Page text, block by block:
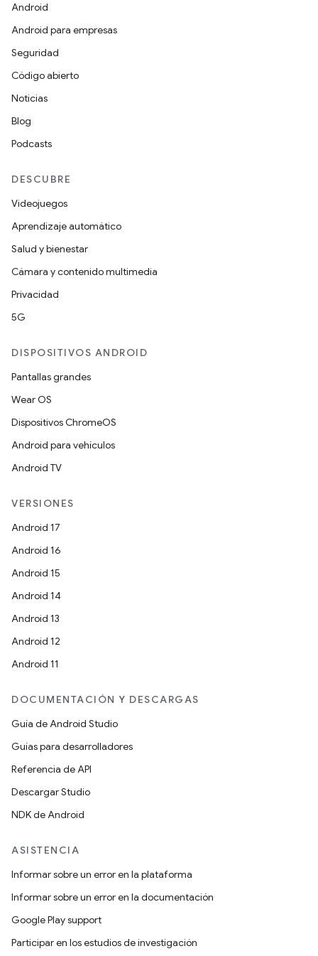
Android
Android para empresas
Seguridad
Código abierto
Noticias
Blog
Podcasts
DESCUBRE
Videojuegos
Aprendizaje automático
Salud y bienestar
Cámara y contenido multimedia
Privacidad
5G
DISPOSITIVOS ANDROID
Pantallas grandes
Wear OS
Dispositivos ChromeOS
Android para vehículos
Android TV
VERSIONES
Android 17
Android 16
Android 15
Android 14
Android 13
Android 12
Android 11
DOCUMENTACIÓN Y DESCARGAS
Guía de Android Studio
Guías para desarrolladores
Referencia de API
Descargar Studio
NDK de Android
ASISTENCIA
Informar sobre un error en la plataforma
Informar sobre un error en la documentación
Google Play support
Participar en los estudios de investigación